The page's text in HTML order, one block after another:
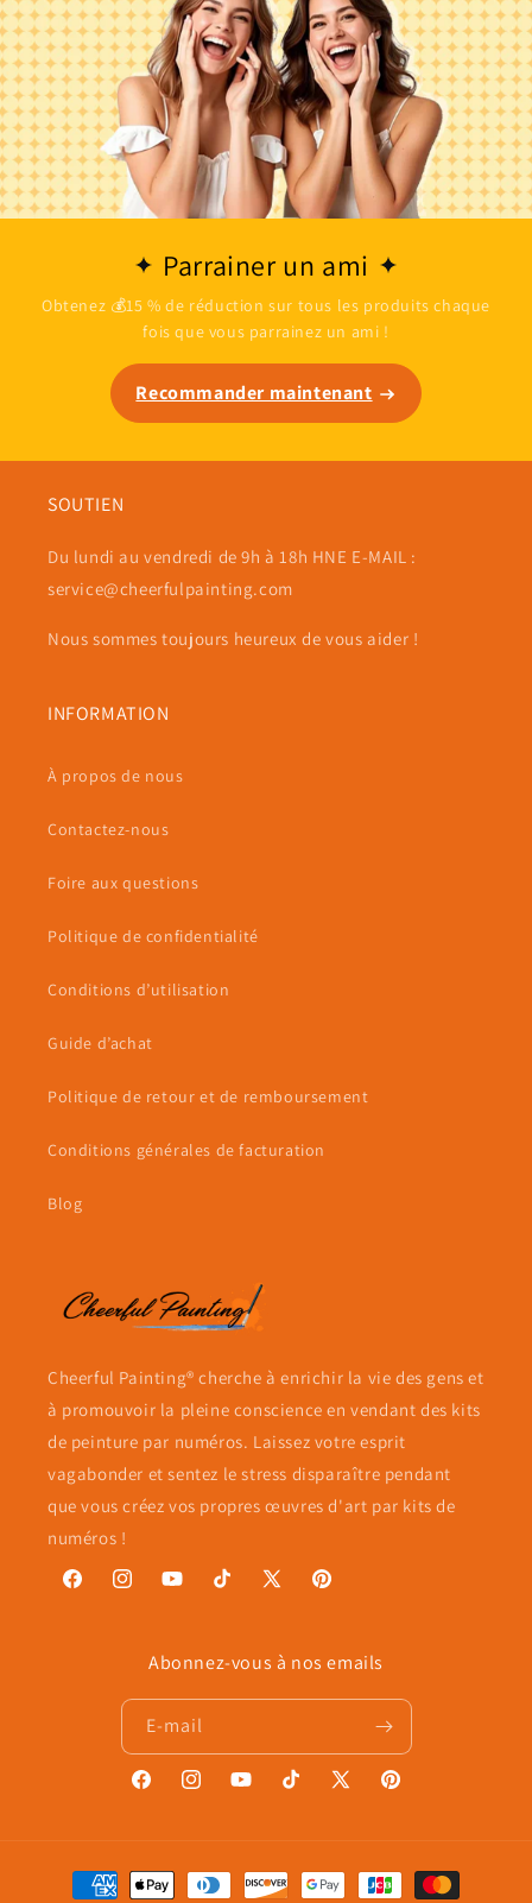
Parrainer un ami
Obtenez 💰15 % de réduction sur tous les produits chaque
fois que vous parrainez un ami !
Recommander maintenant
SOUTIEN
Du lundi au vendredi de 9h à 18h HNE E-MAIL :
service@cheerfulpainting.com
Nous sommes toujours heureux de vous aider !
INFORMATION
À propos de nous
Contactez-nous
Foire aux questions
Politique de confidentialité
Conditions d’utilisation
Guide d’achat
Politique de retour et de remboursement
Conditions générales de facturation
Blog
Cheerful Painting® cherche à enrichir la vie des gens et
à promouvoir la pleine conscience en vendant des kits
de peinture par numéros. Laissez votre esprit
vagabonder et sentez le stress disparaître pendant
que vous créez vos propres œuvres d'art par kits de
numéros !
FacebookInstagramYouTubeTikTok
X
Pinterest
Abonnez-vous à nos emails
E-mail
FacebookInstagramYouTubeTikTok
X
Pinterest
Moyens